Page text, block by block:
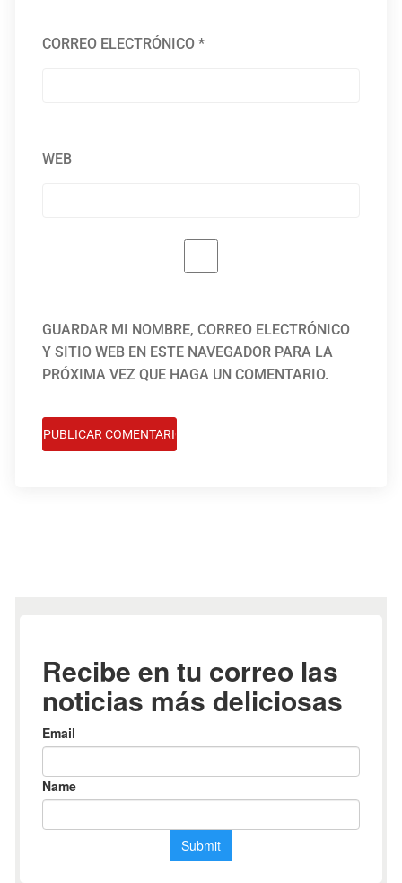
CORREO ELECTRÓNICO*
WEB
GUARDAR MI NOMBRE, CORREO ELECTRÓNICO
Y SITIO WEB EN ESTE NAVEGADOR PARA LA
PRÓXIMA VEZ QUE HAGA UN COMENTARIO.